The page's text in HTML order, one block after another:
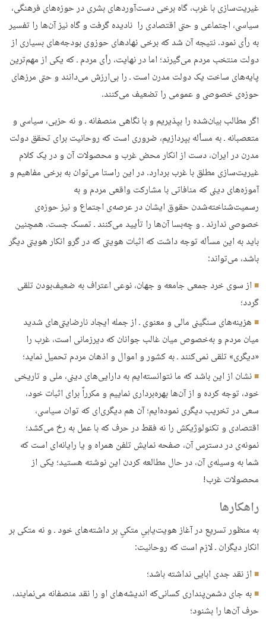
غیریت‌سازی با غرب، گاه برخی دست‌‌آوردهای بشری در حوزه‌‌‌های فرهنگی،
سیاسی، اجتماعی و حتی اقتصادی را نادیده گرفت و گاه نیز آن‌ها را تفسیر
به رأی نمود. نتیجه آن شد که برخی نهادهای حوزوی بودجه‌های بسیاری از
دولت منتخب مردم می‌گیرند؛ اما در نهایت، رأی مردم ـ که یکی از مهم‌ترین
پایه‌های ساخت یک دولت مدرن است ـ را بی‌ارزش می‌دانند و حتی مرزهای
حوزه‌ی خصوصی و عمومی را تضعیف می‌کنند.
اگر مطالب بیان‌شده را بپذیریم و با نگاهی منصفانه ـ و نه حزبی، سیاسی و
متعصبانه ـ به مسأله بپردازیم، ضروری است که روحانیت برای تحقق دولت
مدرن در ایران، دست از انکار محض غرب و محصولات آن و در یک کلام
غیریت‌سازی مطلق با غرب بردارد. در این راستا می‌توان به برخی مفاهیم و
آموزه‌های دینی که منافاتی با مشارکت واقعی مردم و به
رسمیت‌شناخته‌شدن حقوق ایشان در عرصه‌ی اجتماع و نیز حوزه‌ی
خصوصی ندارند ـ و چه‌بسا آن‌ها را تأیید می‌کنند ـ تمسک جست. همچنین
باید به این مسأله توجه داشت که اثبات هویتی که در گرو انکار هویتی دیگر
باشد، می‌تواند:
از سوی خرد جمعی جامعه و جهان، نوعی اعتراف به ضعیف‌بودن تلقی
گردد؛
هزینه‌های سنگینی مالی و معنوی ـ از جمله ایجاد نارضایتی‌های شدید
میان مردم و به‌خصوص میان غالب جوانان که دیرزمانی است، غرب را
«دیگری» تلقی نمی‌کنند ـ به کشور و اموال و اذهان مردم تحمیل نماید؛
نشان از این باشد که ما نتوانسته‌ایم به دارایی‌های دینی، ملی و تاریخی
خود، توجه کرده و از آن‌ها بهره‌برداری نماییم و مکرراً برای اثبات خود،
سعی در تخریب دیگری نموده‌ایم؛ آن هم دیگری‌ای که توان سیاسی،
اقتصادی و تکنولوژیکش را نه فقط در حرف که با عمل به رخ می‌کشد؛
نمونه‌ی در دسترس آن، صفحه نمایش تلفن همراه و یا رایانه‌ای است که
شما به وسیله‌ی آن، در حال مطالعه کردن این نوشته‌ هستید؛ یکی از
محصولات غرب!
راهکارها
به منظور تسریع در آغاز هویت‌یابیِ متکیِ بر داشته‌های خود ـ و نه متکی بر
انکار دیگران ـ لازم است که روحانیت:
از نقد جدی ابایی نداشته باشد؛
به جای دشمن‌پنداری کسانی‌که اندیشه‌های او را نقد منصفانه می‌نمایند،
حرف آن‌ها را بشنود؛